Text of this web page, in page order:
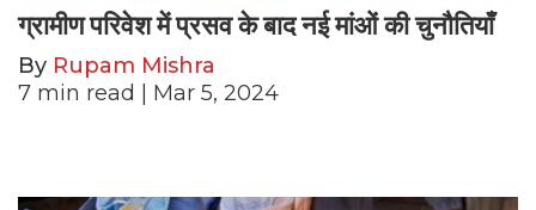
ग्रामीण परिवेश में प्रसव के बाद नई मांओं की चुनौतियाँ
By Rupam Mishra
7 min read | Mar 5, 2024